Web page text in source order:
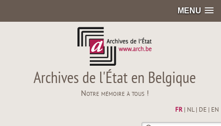
MENU
Archives de l'État en Belgique
Notre mémoire à tous !
FR| NL| DE EN